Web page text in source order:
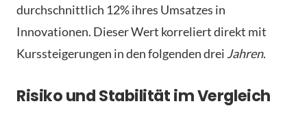
durchschnittlich 12% ihres Umsatzes in
Innovationen. Dieser Wert korreliert direkt mit
Kurssteigerungen in den folgenden drei Jahren.
Risiko und Stabilität im Vergleich